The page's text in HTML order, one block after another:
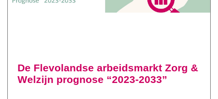
De Flevolandse arbeidsmarkt Zorg &
Welzijn prognose “2023-2033”